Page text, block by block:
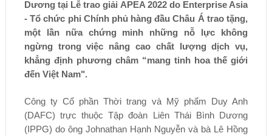
Dương tại Lễ trao giải APEA 2022 do Enterprise Asia
- Tổ chức phi Chính phủ hàng đầu Châu Á trao tặng,
một lần nữa chứng minh những nỗ lực không
ngừng trong việc nâng cao chất lượng dịch vụ,
khẳng định phương châm “mang tinh hoa thế giới
đến Việt Nam".
Công ty Cổ phần Thời trang và Mỹ phẩm Duy Anh
(DAFC) trực thuộc Tập đoàn Liên Thái Bình Dương
(IPPG) do ông Johnathan Hạnh Nguyễn và bà Lê Hồng